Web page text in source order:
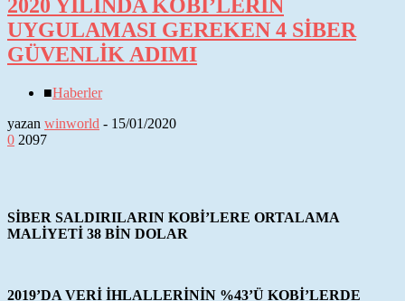
2020 YILINDA KOBİ’LERİN
UYGULAMASI GEREKEN 4 SİBER
GÜVENLİK ADIMI
■Haberler
yazan winworld - 15/01/2020
0 2097
SİBER SALDIRILARIN KOBİ’LERE ORTALAMA
MALİYETİ 38 BİN DOLAR
2019’DA VERİ İHLALLERİNİN %43’Ü KOBİ’LERDE